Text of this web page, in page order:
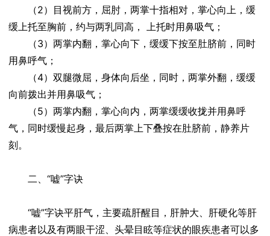
（2）目视前方，屈肘，两掌十指相对，掌心向上，缓
缓上托至胸前，约与两乳同高， 上托时用鼻吸气；
（3）两掌内翻，掌心向下，缓缓下按至肚脐前，同时
用鼻呼气；
（4）双腿微屈，身体向后坐，同时，两掌外翻，缓缓
向前拨出并用鼻吸气；
（5）两掌内翻，掌心向内，两掌缓缓收拢并用鼻呼
气，同时缓慢起身，最后两掌上下叠按在肚脐前，静养片
刻。
二、“嘘”字诀
“嘘”字诀平肝气，主要疏肝醒目，肝肿大、肝硬化等肝
病患者以及有两眼干涩、头晕目眩等症状的眼疾患者可以多